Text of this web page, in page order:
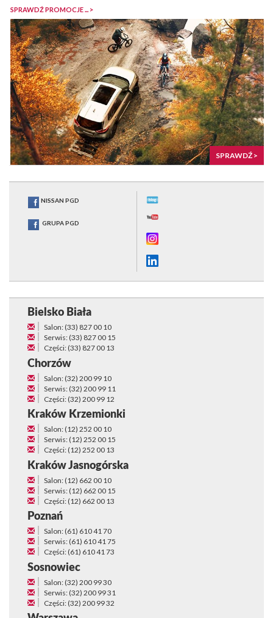
SPRAWDŹ PROMOCJE ... >
SPRAWDŹ >
NISSAN PGD
GRUPA PGD
Bielsko Biała
Salon: (33) 827 00 10
Serwis: (33) 827 00 15
Części: (33) 827 00 13
Chorzów
Salon: (32) 200 99 10
Serwis: (32) 200 99 11
Części: (32) 200 99 12
Kraków Krzemionki
Salon: (12) 252 00 10
Serwis: (12) 252 00 15
Części: (12) 252 00 13
Kraków Jasnogórska
Salon: (12) 662 00 10
Serwis: (12) 662 00 15
Części: (12) 662 00 13
Poznań
Salon: (61) 610 41 70
Serwis: (61) 610 41 75
Części: (61) 610 41 73
Sosnowiec
Salon: (32) 200 99 30
Serwis: (32) 200 99 31
Części: (32) 200 99 32